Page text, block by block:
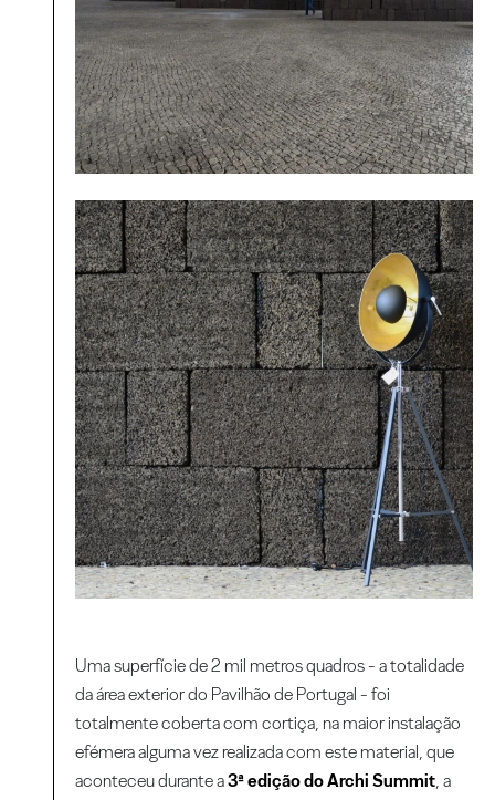
Uma superfície de 2 mil metros quadros - a totalidade
da área exterior do Pavilhão de Portugal - foi
totalmente coberta com cortiça, na maior instalação
efémera alguma vez realizada com este material, que
aconteceu durante a3ª edição do Archi Summit, a